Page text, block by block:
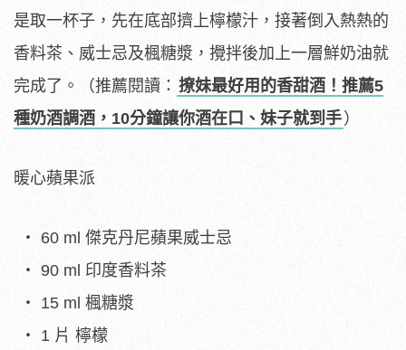
是取一杯子，先在底部擠上檸檬汁，接著倒入熱熱的
香料茶、威士忌及楓糖漿，攪拌後加上一層鮮奶油就
完成了。（推薦閱讀： 撩妹最好用的香甜酒！推薦5
種奶酒調酒，10分鐘讓你酒在口、妹子就到手 ）
暖心蘋果派
60 ml 傑克丹尼蘋果威士忌
90 ml 印度香料茶
15 ml 楓糖漿
1 片 檸檬